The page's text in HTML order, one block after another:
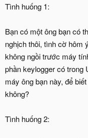
Tình huống 1:
Bạn có một ông bạn có
nghịch thôi, tình cờ hôm
không ngồi trước máy
phần keylogger có
máy ông bạn này, để
không?
Tình huống 2: